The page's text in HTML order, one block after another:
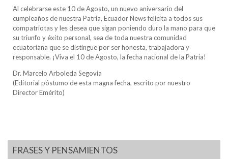
Al celebrarse este 10 de Agosto, un nuevo aniversario del
cumpleaños de nuestra Patria, Ecuador News felicita a todos sus
compatriotas y les desea que sigan poniendo duro la mano para que
su triunfo y éxito personal, sea de toda nuestra comunidad
ecuatoriana que se distingue por ser honesta, trabajadora y
responsable. ¡Viva el 10 de Agosto, la fecha nacional de la Patria!
Dr. Marcelo Arboleda Segovia
(Editorial póstumo de esta magna fecha, escrito por nuestro
Director Emérito)
FRASES Y PENSAMIENTOS